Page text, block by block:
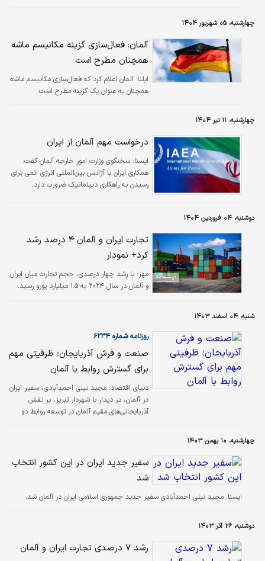
چهارشنبه، ۰۵ شهریور ۱۴۰۴
آلمان: فعال‌سازی گزینه مکانیسم ماشه
همچنان مطرح است
ایلنا: آلمان اعلام کرد که فعال‌سازی مکانیسم ماشه
همچنان به عنوان یک گزینه مطرح است.
چهارشنبه، ۱۱ تیر ۱۴۰۴
درخواست مهم آلمان از ایران
ايسنا: سخنگوی وزارت امور خارجه آلمان گفت:
همکاری ایران با آژانس بین‌المللی انرژی اتمی برای
رسیدن به راهکاری دیپلماتیک ضرورت دارد.
دوشنبه، ۰۴ فروردین ۱۴۰۴
تجارت ایران و آلمان ۴ درصد رشد
کرد+ نمودار
مهر: با رشد چهار درصدی، حجم تجارت میان ایران
و آلمان در سال ۲۰۲۴ به ۱.۵ میلیارد یورو رسید.
شنبه، ۰۴ اسفند ۱۴۰۳
روزنامه شماره ۶۲۳۴
صنعت و فرش آذربایجان؛ ظرفیتی مهم
برای گسترش روابط با آلمان
دنیای اقتصاد: مجید نیلی احمدآبادی، سفیر ایران
در آلمان، در دیدار با شهردار تبریز، بر نقش
آذربایجانی‌‌‌‌های مقیم آلمان در توسعه روابط دو
چهارشنبه، ۱۰ بهمن ۱۴۰۳
سفیر جدید ایران در این کشور انتخاب
شد
ايسنا: مجید نیلی احمدآبادی سفیر جدید جمهوری اسلامی ایران در آلمان شد.
دوشنبه، ۲۶ آذر ۱۴۰۳
رشد ۷ درصدی تجارت ایران و آلمان